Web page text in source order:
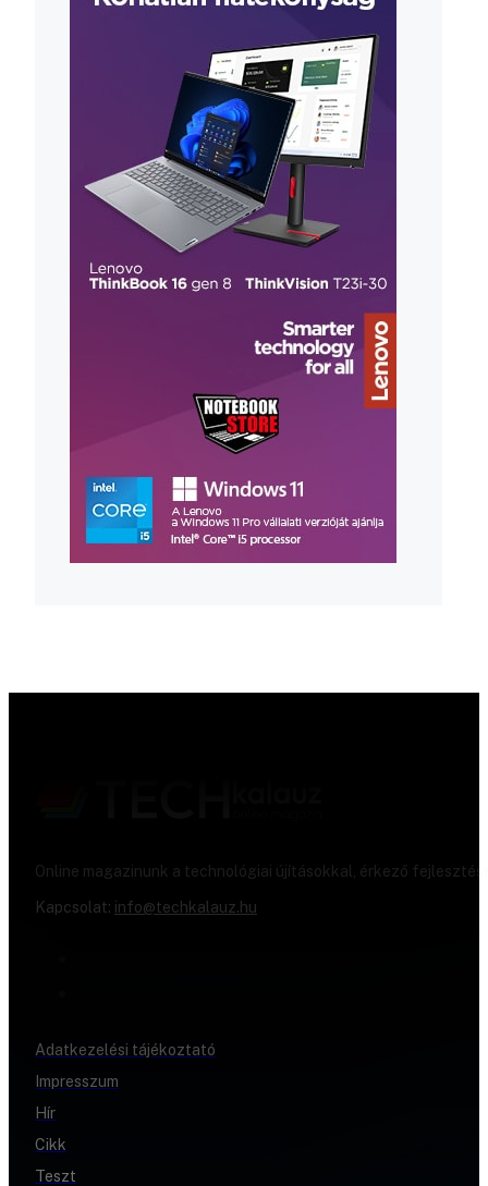
Online magazinunk a technológiai újításokkal, érkező
Kapcsolat: info@techkalauz.hu
Adatkezelési tájékoztató
Impresszum
Hír
Cikk
Teszt